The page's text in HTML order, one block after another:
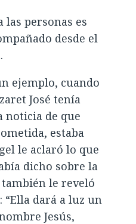
las personas es
desde el
ejemplo, cuando
José tenía
noticia de que
estaba
le aclaró lo que
dicho sobre la
le reveló
“Ella dará a luz un
Jesús,